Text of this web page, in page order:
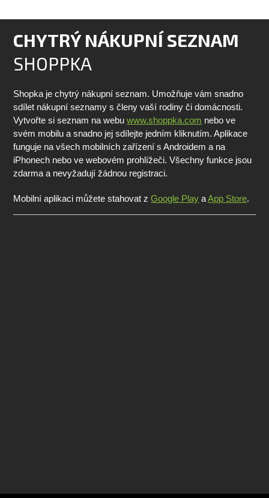
CHYTRÝ NÁKUPNÍ SEZNAM
SHOPPKA
Shopka je chytrý nákupní seznam. Umožňuje vám snadno
sdílet nákupní seznamy s členy vaší rodiny či domácnosti.
Vytvořte si seznam na webuwww.shoppka.com nebo ve
svém mobilu a snadno jej sdílejte jedním kliknutím. Aplikace
funguje na všech mobilních zařízení s Androidem a na
iPhonech nebo ve webovém prohlížeči. Všechny funkce jsou
zdarma a nevyžadují žádnou registraci.
Mobilní aplikaci můžete stahovat zGoogle Play aApp Store.